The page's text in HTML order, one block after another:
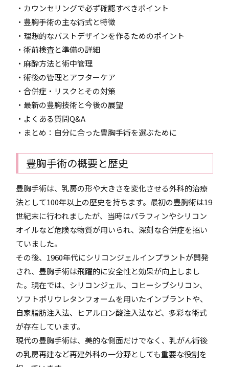
・カウンセリングで必ず確認すべきポイント
・豊胸手術の主な術式と特徴
・理想的なバストデザインを作るためのポイント
・術前検査と準備の詳細
・麻酔方法と術中管理
・術後の管理とアフターケア
・合併症・リスクとその対策
・最新の豊胸技術と今後の展望
・よくある質問Q&A
・まとめ：自分に合った豊胸手術を選ぶために
豊胸手術の概要と歴史
豊胸手術は、乳房の形や大きさを変化させる外科的治療
法として100年以上の歴史を持ちます。最初の豊胸術は19
世紀末に行われましたが、当時はパラフィンやシリコン
オイルなど危険な物質が用いられ、深刻な合併症を招い
ていました。
その後、1960年代にシリコンジェルインプラントが開発
され、豊胸手術は飛躍的に安全性と効果が向上しまし
た。現在では、シリコンジェル、コヒーシブシリコン、
ソフトポリウレタンフォームを用いたインプラントや、
自家脂肪注入法、ヒアルロン酸注入法など、多彩な術式
が存在しています。
現代の豊胸手術は、美的な側面だけでなく、乳がん術後
の乳房再建など再建外科の一分野としても重要な役割を